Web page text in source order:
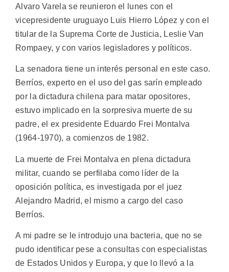
Alvaro Varela se reunieron el lunes con el
vicepresidente uruguayo Luis Hierro López y con el
titular de la Suprema Corte de Justicia, Leslie Van
Rompaey, y con varios legisladores y políticos.
La senadora tiene un interés personal en este caso.
Berríos, experto en el uso del gas sarín empleado
por la dictadura chilena para matar opositores,
estuvo implicado en la sorpresiva muerte de su
padre, el ex presidente Eduardo Frei Montalva
(1964-1970), a comienzos de 1982.
La muerte de Frei Montalva en plena dictadura
militar, cuando se perfilaba como líder de la
oposición política, es investigada por el juez
Alejandro Madrid, el mismo a cargo del caso
Berríos.
A mi padre se le introdujo una bacteria, que no se
pudo identificar pese a consultas con especialistas
de Estados Unidos y Europa, y que lo llevó a la